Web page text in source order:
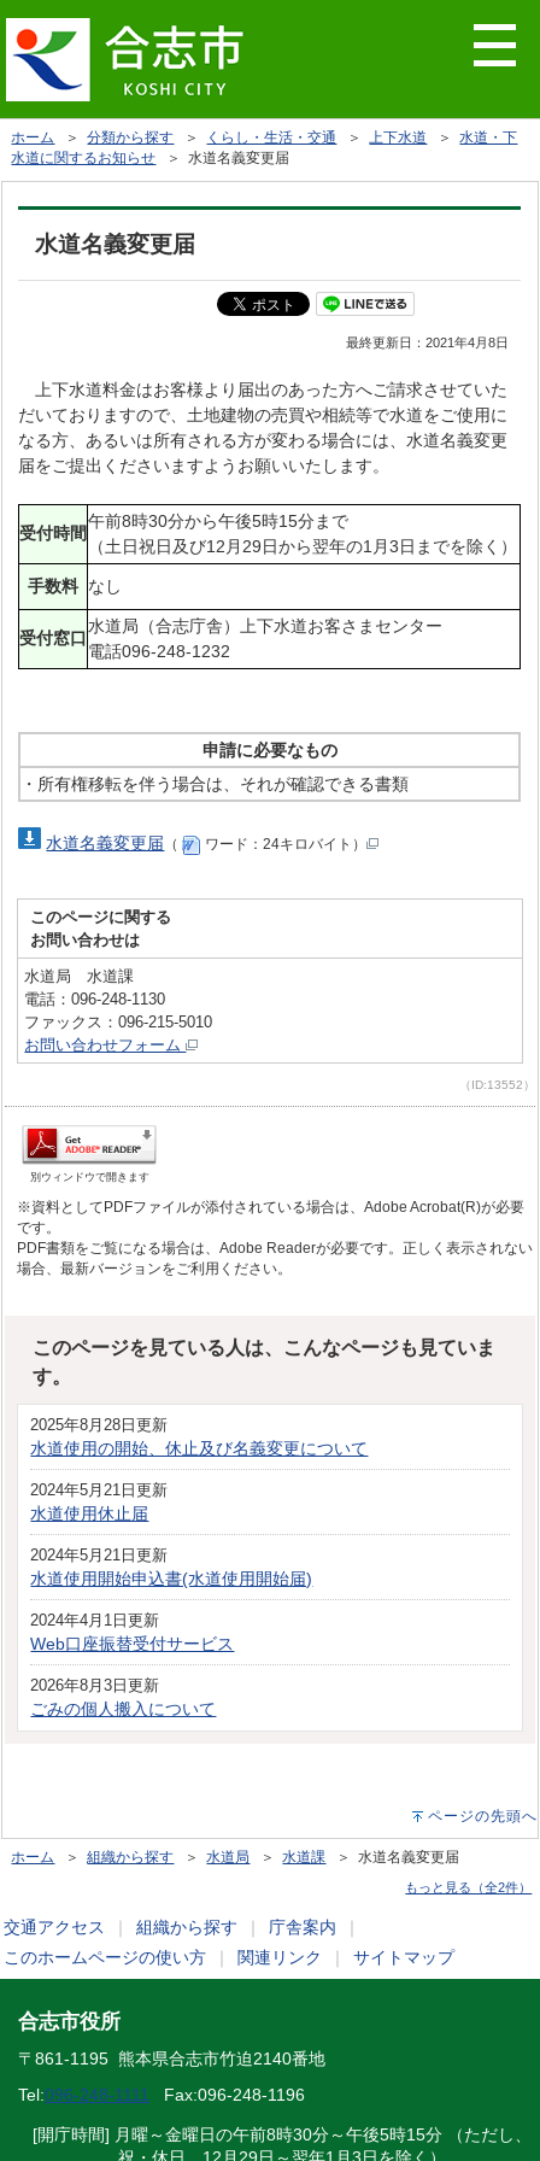
ホーム ＞分類から探す ＞ くらし・生活・交通 ＞上下水道 ＞水道・下
水道に関するお知らせ ＞ 水道名義変更届
水道名義変更届
最終更新日：2021年4月8日
上下水道料金はお客様より届出のあった方へご請求させていた
だいておりますので、土地建物の売買や相続等で水道をご使用に
なる方、あるいは所有される方が変わる場合には、水道名義変更
届をご提出くださいますようお願いいたします。
受付時間
午前8時30分から午後5時15分まで
（土日祝日及び12月29日から翌年の1月3日までを除く）
手数料 なし
受付窓口
水道局（合志庁舎）上下水道お客さまセンター
電話096-248-1232
申請に必要なもの
・所有権移転を伴う場合は、それが確認できる書類
水道名義変更届 （ ワード：24キロバイト）
このページに関する
お問い合わせは
水道局 水道課
電話：096-248-1130
ファックス：096-215-5010
お問い合わせフォーム
（ID:13552）
別ウィンドウで開きます
※資料としてPDFファイルが添付されている場合は、Adobe Acrobat(R)が必要
です。
PDF書類をご覧になる場合は、Adobe Readerが必要です。正しく表示されない
場合、最新バージョンをご利用ください。
このページを見ている人は、こんなページも見ていま
す。
2025年8月28日更新
水道使用の開始、休止及び名義変更について
2024年5月21日更新
水道使用休止届
2024年5月21日更新
水道使用開始申込書(水道使用開始届)
2024年4月1日更新
Web口座振替受付サービス
2026年8月3日更新
ごみの個人搬入について
ページの先頭へ
ホーム ＞組織から探す ＞水道局 ＞水道課 ＞ 水道名義変更届
もっと見る（全2件）
交通アクセス 組織から探す 庁舎案内
このホームページの使い方
関連リンク サイトマップ
合志市役所
〒861-1195 熊本県合志市竹迫2140番地
Tel:096-248-1111 Fax:096-248-1196
[開庁時間] 月曜～金曜日の午前8時30分～午後5時15分 （ただし、